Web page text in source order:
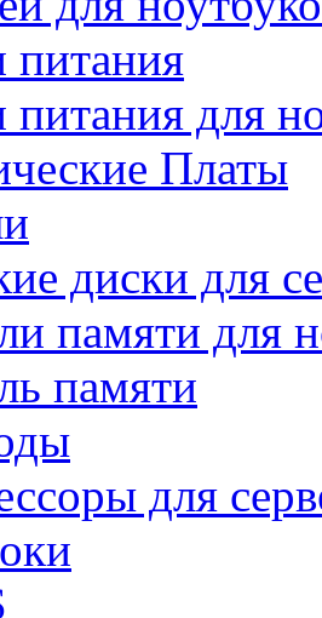
питания
питания для
Платы
диски для
памяти для
памяти
для